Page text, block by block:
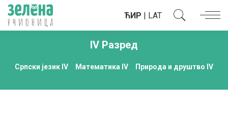
ЋИР | LAT
IV Разред
Српски језик IV Математика IV Природа и друштво IV